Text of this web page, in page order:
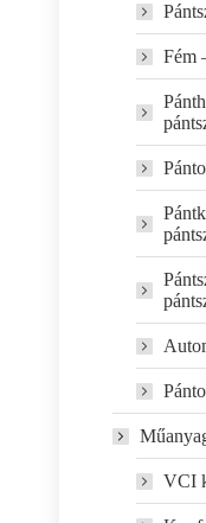
Fém
VCI